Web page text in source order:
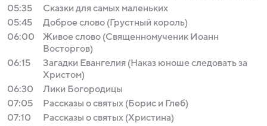
05:35
Сказки для самых маленьких
05:45
Доброе слово (Грустный король)
06:00
Живое слово (Священномученик Иоанн
Восторгов)
06:15
Загадки Евангелия (Наказ юноше следовать за
Христом)
06:30
Лики Богородицы
07:05
Рассказы о святых (Борис и Глеб)
07:10
Рассказы о святых (Христина)